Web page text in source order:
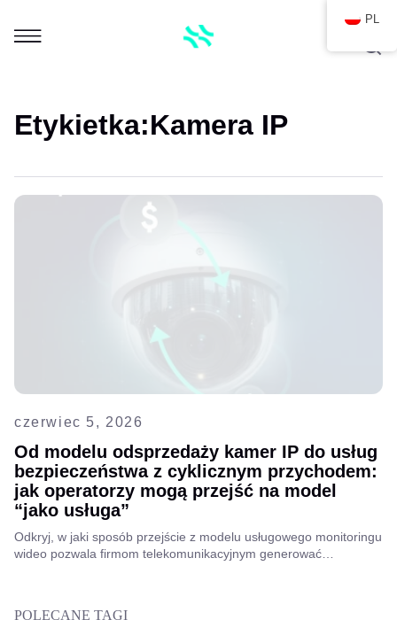
Etykietka:Kamera IP
czerwiec 5, 2026
Od modelu odsprzedaży kamer IP do usług
bezpieczeństwa z cyklicznym przychodem:
jak operatorzy mogą przejść na model
“jako usługa”
Odkryj, w jaki sposób przejście z modelu usługowego monitoringu
wideo pozwala firmom telekomunikacyjnym generować
POLECANE TAGI
PL